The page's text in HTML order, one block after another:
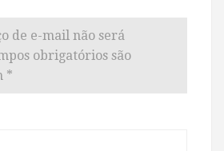
de e-mail não será
obrigatórios são
*